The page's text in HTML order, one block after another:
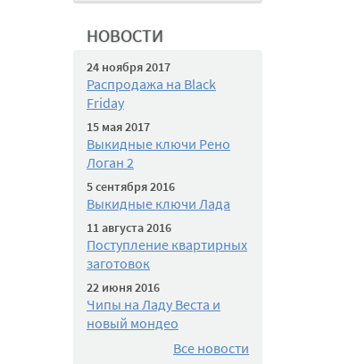
НОВОСТИ
24 ноября 2017
Распродажа на Black
Friday
15 мая 2017
Выкидные ключи Рено
Логан 2
5 сентября 2016
Выкидные ключи Лада
11 августа 2016
Поступление квартирных
заготовок
22 июня 2016
Чипы на Ладу Веста и
новый мондео
Все новости